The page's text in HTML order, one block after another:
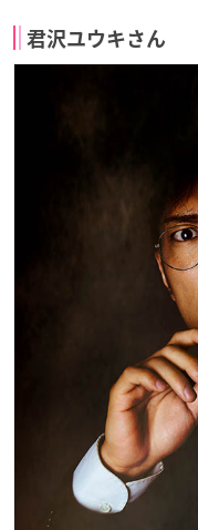
君沢ユウキさん